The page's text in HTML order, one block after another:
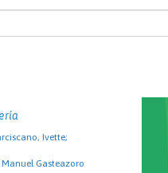
Ivette;
Gasteazoro